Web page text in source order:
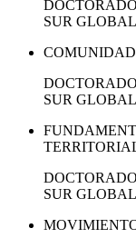
SUR GLOBAL
SUR GLOBAL
SUR GLOBAL